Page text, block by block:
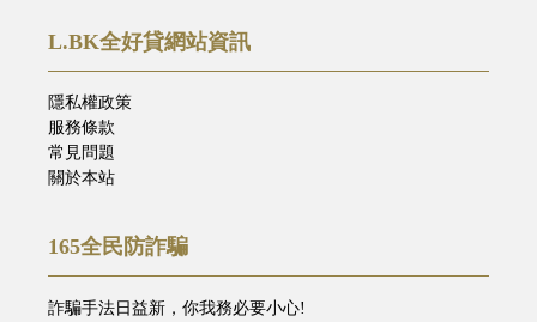
L.BK全好貸網站資訊
隱私權政策
服務條款
常見問題
關於本站
165全民防詐騙
詐騙手法日益新，你我務必要小心!